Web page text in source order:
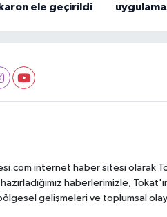
ele geçirildi
internet haber sitesi olarak
hazırladığımız haberlerimizle,
gelişmeleri ve toplumsal